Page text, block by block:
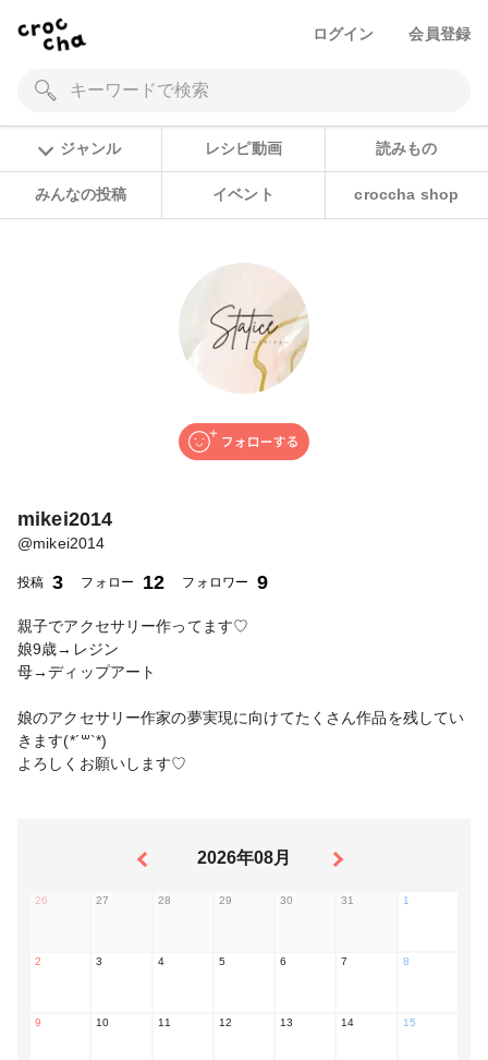
ログイン 会員登録
ジャンル レシピ動画 読みもの
みんなの投稿 イベント croccha shop
mikei2014
@mikei2014
投稿 3 フォロー 12 フォロワー 9
親子でアクセサリー作ってます♡
娘9歳→レジン
母→ディップアート
娘のアクセサリー作家の夢実現に向けてたくさん作品を残してい
きます(*´꒳`*)
よろしくお願いします♡
2026年08月
26 27 28 29 30 31 1
2 3 4 5 6 7 8
9 10 11 12 13 14 15